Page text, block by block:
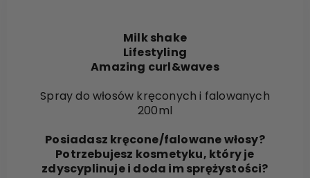
Milk shake
Lifestyling
Amazing curl&waves
Spray do włosów kręconych i falowanych
200ml
Posiadasz kręcone/falowane włosy?
Potrzebujesz kosmetyku, który je
zdyscyplinuje i doda im sprężystości?